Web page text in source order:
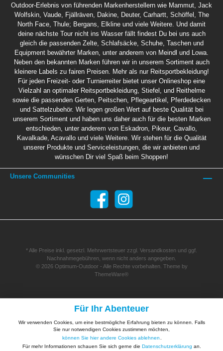
Outdoor-Erlebnis von führenden Markenherstellern wie Mammut, Jack
Wolfskin, Vaude, Fjällräven, Dakine, Deuter, Carhartt, Schöffel, The
North Face, Thule; Bergans, Elkline und viele Weitere. Und damit
deine nächste Tour nicht ins Wasser fällt findest Du bei uns auch
gleich die passenden Zelte, Schlafsäcke, Schuhe, Taschen und
Equipment bewährter Marken, unter anderem von Meindl und Lowa.
Neben den bekannten Marken führen wir in unserem Sortiment auch
kleinere Labels zu fairen Preisen. Mehr als nur Reitsportbekleidung!
Für jeden Freizeit- oder Turnierreiter bietet unser Onlineshop eine
Vielzahl an optimaler Reitsportbekleidung, Stiefel, und Reithelme
sowie die passenden Gerten, Peitschen, Pflegeartikel, Pferdedecken
und Sattelzubehör. Wir legen großen Wert auf beste Qualität bei
unserem Sortiment und haben uns daher auch für die besten Marken
entschieden, unter anderem von Eskadron, Pikeur, Cavallo,
Kavalkade, Acavallo und viele Weitere. Wir stehen für die Qualität
unserer Produkte und Serviceleistungen, die wir anbieten und
wünschen Dir viel Spaß beim Shoppen!
Unsere Communities
* Alle Preise inkl. gesetzl. Mehrwertsteuer zzgl. Versandkosten und ggf.
Nachnahmegebühren, wenn nicht anders angegeben.
© 2026 Optimum-Outdoor - Alle Rechte vorbehalten. Theme by
ThemeWare®
Für Ihr Abenteuer
Wir verwenden Cookies, um eine bestmögliche Erfahrung bieten zu können. Falls
Sie nur notwendigen Cookies zustimmen möchten,
können Sie hier andere Cookies ablehnen
Für mehr Informationen schauen Sie sich gerne die Datenschutzerklärung an.